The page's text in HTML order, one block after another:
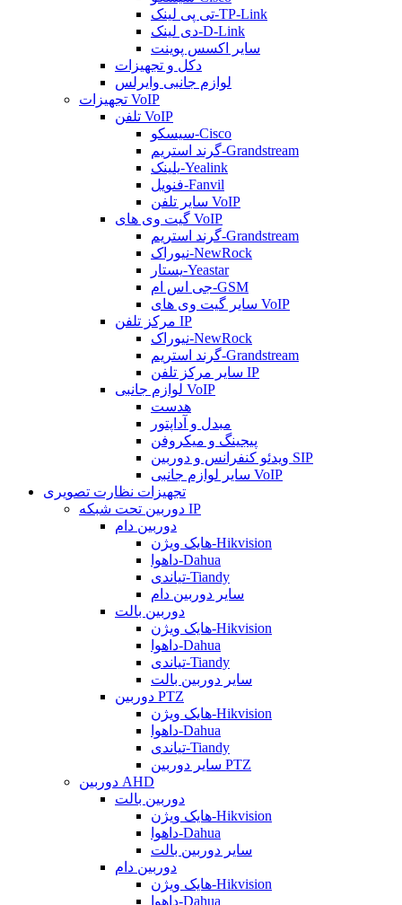
تی پی لینک-TP-Link
دی لینک-D-Link
سایر اکسس پوینت
دکل و تجهیزات
لوازم جانبی وایرلس
تجهیزات VoIP
تلفن VoIP
سیسکو-Cisco
گرند استریم-Grandstream
یلینک-Yealink
فنویل-Fanvil
سایر تلفن VoIP
گیت وی های VoIP
گرند استریم-Grandstream
نیوراک-NewRock
یستار-Yeastar
جی اس ام-GSM
سایر گیت وی های VoIP
مرکز تلفن IP
نیوراک-NewRock
گرند استریم-Grandstream
سایر مرکز تلفن IP
لوازم جانبی VoIP
هدست
مبدل و آداپتور
پیجینگ و میکروفن
ویدئو کنفرانس و دوربین SIP
سایر لوازم جانبی VoIP
تجهیزات نظارت تصویری
دوربین تحت شبکه IP
دوربین دام
هایک ویژن-Hikvision
داهوا-Dahua
تیاندی-Tiandy
سایر دوربین دام
دوربین بالت
هایک ویژن-Hikvision
داهوا-Dahua
تیاندی-Tiandy
سایر دوربین بالت
دوربین PTZ
هایک ویژن-Hikvision
داهوا-Dahua
تیاندی-Tiandy
سایر دوربین PTZ
دوربین AHD
دوربین بالت
هایک ویژن-Hikvision
داهوا-Dahua
سایر دوربین بالت
دوربین دام
هایک ویژن-Hikvision
داهوا-Dahua